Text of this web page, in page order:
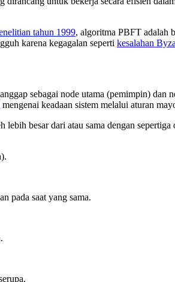
tahun 1999, algoritma PBFT adalah
karena kegagalan seperti kesalahan
sebagai node utama (pemimpin)
mengenai keadaan sistem melalui aturan
besar dari atau sama dengan
pada saat yang sama.